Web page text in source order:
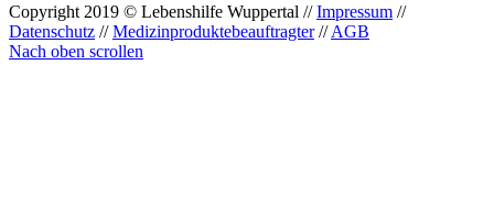
Copyright 2019 © Lebenshilfe Wuppertal //Impressum //
Datenschutz //Medizinproduktebeauftragter//AGB
Nach oben scrollen